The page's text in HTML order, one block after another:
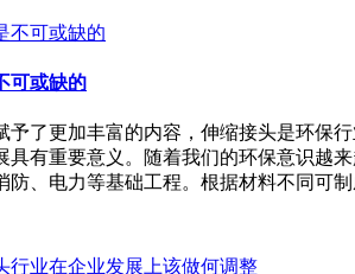
可或缺的
予了更加丰富的内容，伸缩接头是环保
具有重要意义。随着我们的环保意识越
、电力等基础工程。根据材料不同可制